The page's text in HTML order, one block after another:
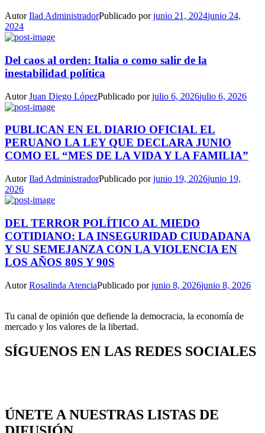
AutorIlad AdministradorPublicado porjunio 21, 2024junio 24,
2024
Del caos al orden: Italia o como salir de la
inestabilidad política
AutorJuan Diego LópezPublicado porjulio 6, 2026julio 6, 2026
PUBLICAN EN EL DIARIO OFICIAL EL
PERUANO LA LEY QUE DECLARA JUNIO
COMO EL “MES DE LA VIDA Y LA FAMILIA”
AutorIlad AdministradorPublicado porjunio 19, 2026junio 19,
2026
DEL TERROR POLÍTICO AL MIEDO
COTIDIANO: LA INSEGURIDAD CIUDADANA
Y SU SEMEJANZA CON LA VIOLENCIA EN
LOS AÑOS 80S Y 90S
AutorRosalinda AtenciaPublicado porjunio 8, 2026junio 8, 2026
Tu canal de opinión que defiende la democracia, la economía de
mercado y los valores de la libertad.
SÍGUENOS EN LAS REDES SOCIALES
ÚNETE A NUESTRAS LISTAS DE